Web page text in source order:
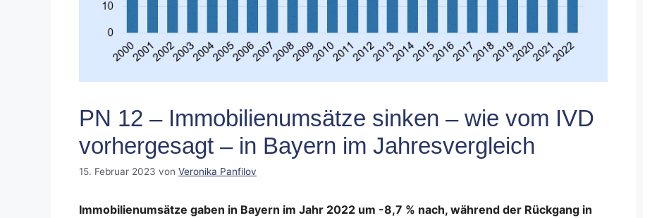
PN 12 – Immobilienumsätze sinken – wie vom IVD
vorhergesagt – in Bayern im Jahresvergleich
15. Februar 2023 von Veronika Panfilov
Immobilienumsätze gaben in Bayern im Jahr 2022 um -8,7 % nach, während der Rückgang in